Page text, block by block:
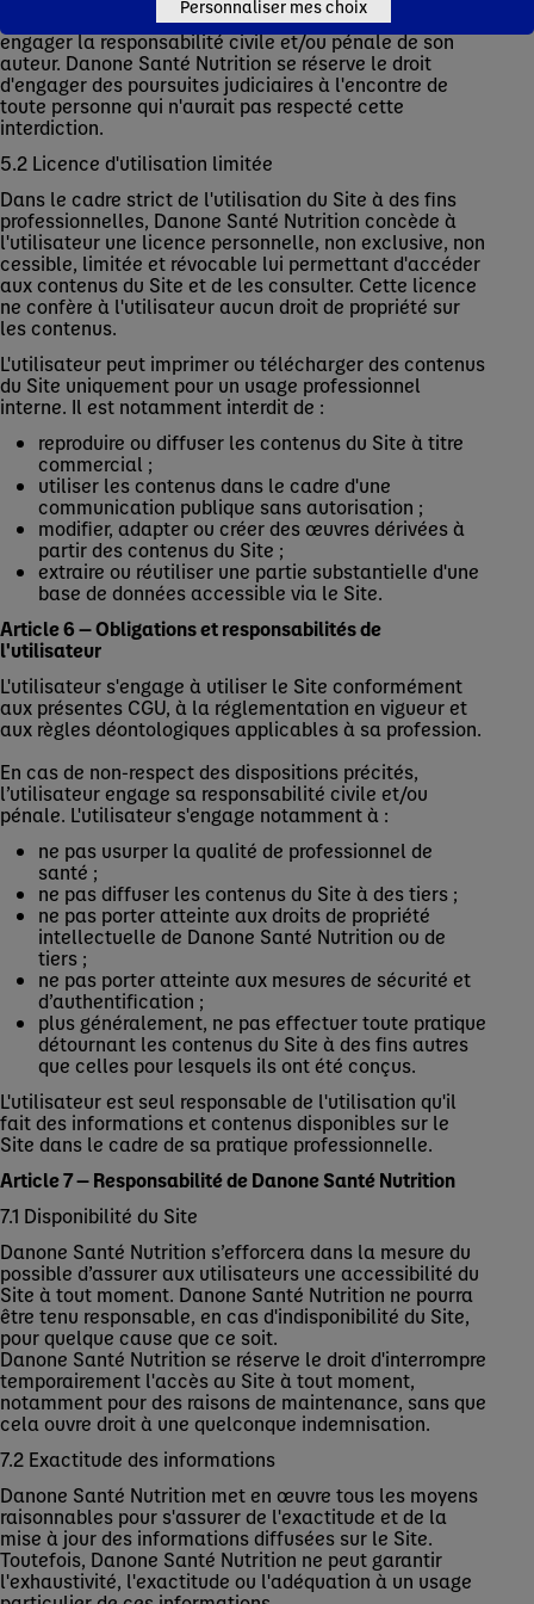
Toute utilisation non expressément autorisée peut
engager la responsabilité civile et/ou pénale de son
auteur. Danone Santé Nutrition se réserve le droit
d'engager des poursuites judiciaires à l'encontre de
toute personne qui n'aurait pas respecté cette
interdiction.
5.2 Licence d'utilisation limitée
Dans le cadre strict de l'utilisation du Site à des fins
professionnelles, Danone Santé Nutrition concède à
l'utilisateur une licence personnelle, non exclusive, non
cessible, limitée et révocable lui permettant d'accéder
aux contenus du Site et de les consulter. Cette licence
ne confère à l'utilisateur aucun droit de propriété sur
les contenus.
L'utilisateur peut imprimer ou télécharger des contenus
du Site uniquement pour un usage professionnel
interne. Il est notamment interdit de :
reproduire ou diffuser les contenus du Site à titre
commercial ;
utiliser les contenus dans le cadre d'une
communication publique sans autorisation ;
modifier, adapter ou créer des œuvres dérivées à
partir des contenus du Site ;
extraire ou réutiliser une partie substantielle d'une
base de données accessible via le Site.
Article 6 — Obligations et responsabilités de
l'utilisateur
L'utilisateur s'engage à utiliser le Site conformément
aux présentes CGU, à la réglementation en vigueur et
aux règles déontologiques applicables à sa profession.
En cas de non-respect des dispositions précités,
l’utilisateur engage sa responsabilité civile et/ou
pénale. L'utilisateur s'engage notamment à :
ne pas usurper la qualité de professionnel de
santé ;
ne pas diffuser les contenus du Site à des tiers ;
ne pas porter atteinte aux droits de propriété
intellectuelle de Danone Santé Nutrition ou de
tiers ;
ne pas porter atteinte aux mesures de sécurité et
d’authentification ;
plus généralement, ne pas effectuer toute pratique
détournant les contenus du Site à des fins autres
que celles pour lesquels ils ont été conçus.
L'utilisateur est seul responsable de l'utilisation qu'il
fait des informations et contenus disponibles sur le
Site dans le cadre de sa pratique professionnelle.
Article 7 — Responsabilité de Danone Santé Nutrition
7.1 Disponibilité du Site
Danone Santé Nutrition s’efforcera dans la mesure du
possible d’assurer aux utilisateurs une accessibilité du
Site à tout moment. Danone Santé Nutrition ne pourra
être tenu responsable, en cas d'indisponibilité du Site,
pour quelque cause que ce soit.
Danone Santé Nutrition se réserve le droit d'interrompre
temporairement l'accès au Site à tout moment,
notamment pour des raisons de maintenance, sans que
cela ouvre droit à une quelconque indemnisation.
7.2 Exactitude des informations
Danone Santé Nutrition met en œuvre tous les moyens
raisonnables pour s'assurer de l'exactitude et de la
mise à jour des informations diffusées sur le Site.
Toutefois, Danone Santé Nutrition ne peut garantir
l'exhaustivité, l'exactitude ou l'adéquation à un usage
Personnaliser mes choix